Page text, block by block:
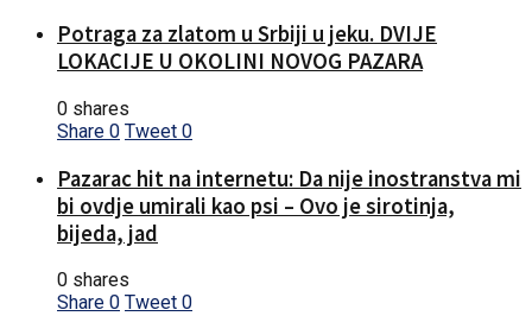
Potraga za zlatom u Srbiji u jeku. DVIJE
LOKACIJE U OKOLINI NOVOG PAZARA
0 shares
Share 0 Tweet 0
Pazarac hit na internetu: Da nije inostranstva mi
bi ovdje umirali kao psi – Ovo je sirotinja,
bijeda, jad
0 shares
Share 0 Tweet 0